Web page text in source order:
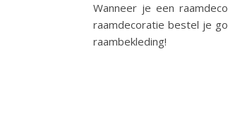
Wanneer je een
raamdecoratie bestel je
raambekleding!